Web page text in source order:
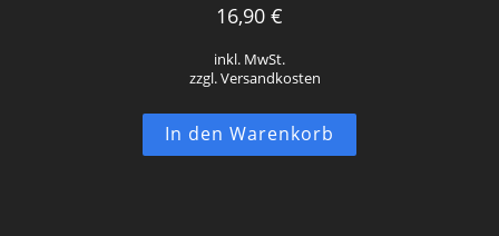
16,90 €
inkl. MwSt.
zzgl. Versandkosten
In den Warenkorb